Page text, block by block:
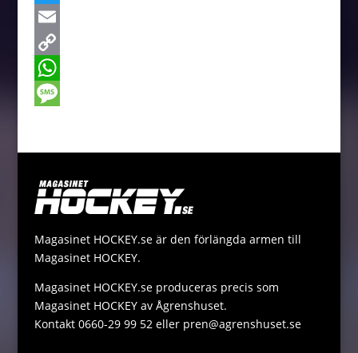
c
e
b
o
e
s
s
e
r
T
w
t
E
m
a
C
o
i
k
W
s
p
s
g
Magasinet HOCKEY.se är den förlängda armen till
Magasinet HOCKEY.
Magasinet HOCKEY.se produceras precis som
Magasinet HOCKEY av Ågrenshuset.
Kontakt 0660-29 99 52 eller pren@agrenshuset.se